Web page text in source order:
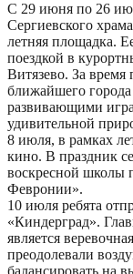
С 29 июня по 26
Сергиевского
летняя площадка.
поездкой в
Витязево. За время
ближайшего
развивающими
удивительной
8 июля, в рамках
кино. В праздник
воскресной школы
Февронии».
10 июля ребята
«Киндерград».
является
преодолевали